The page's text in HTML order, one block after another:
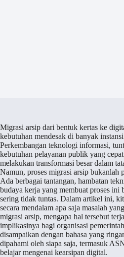
Migrasi arsip dari bentuk kertas ke
kebutuhan mendesak di banyak
Perkembangan teknologi informasi,
kebutuhan pelayanan publik yang
melakukan transformasi besar dalam
Namun, proses migrasi arsip bukanlah
Ada berbagai tantangan, hambatan
budaya kerja yang membuat proses ini
sering tidak tuntas. Dalam artikel ini,
secara mendalam apa saja masalah
migrasi arsip, mengapa hal tersebut
implikasinya bagi organisasi
disampaikan dengan bahasa yang
dipahami oleh siapa saja, termasuk
belajar mengenai kearsipan digital.